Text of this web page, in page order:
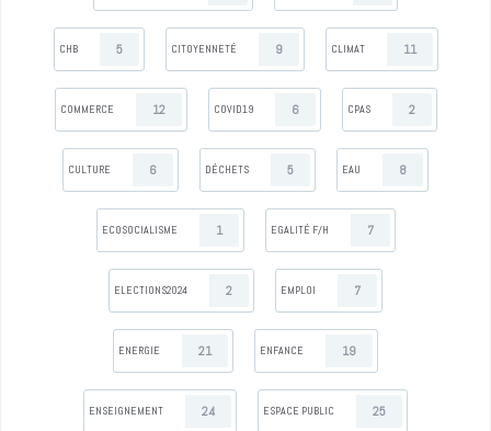
CHB 5 CITOYENNETÉ 9 CLIMAT 11
COMMERCE 12 COVID19 6 CPAS 2
CULTURE 6 DÉCHETS 5 EAU 8
ECOSOCIALISME 1 EGALITÉ F/H 7
ELECTIONS2024 2 EMPLOI 7
ENERGIE 21 ENFANCE 19
ENSEIGNEMENT 24 ESPACE PUBLIC 25